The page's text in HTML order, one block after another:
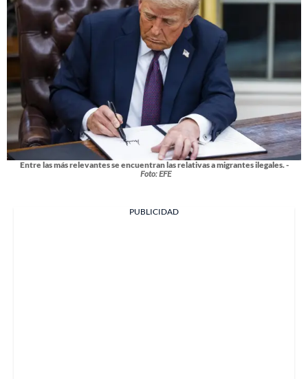
Entre las más relevantes se encuentran las relativas a migrantes ilegales. -
Foto: EFE
PUBLICIDAD